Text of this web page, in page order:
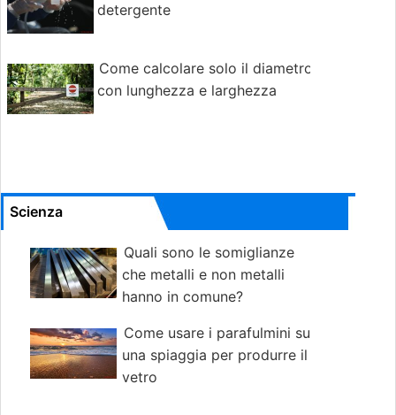
detergente
Come calcolare solo il diametro
con lunghezza e larghezza
Scienza
Quali sono le somiglianze
che metalli e non metalli
hanno in comune?
Come usare i parafulmini su
una spiaggia per produrre il
vetro